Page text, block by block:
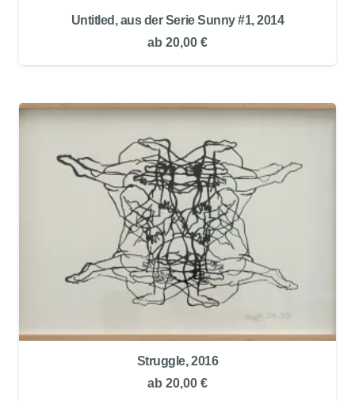
Untitled, aus der Serie Sunny #1, 2014
ab 20,00 €
Struggle, 2016
ab 20,00 €